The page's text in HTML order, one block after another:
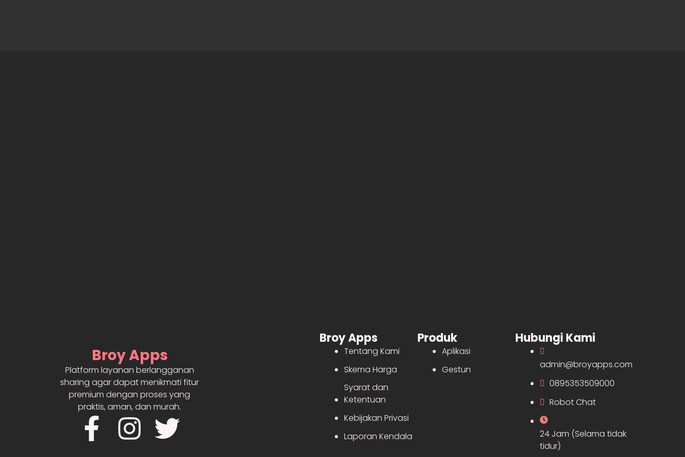
Broy Apps
Platform layanan berlangganan
sharing agar dapat menikmati fitur
premium dengan proses yang
praktis, aman, dan murah.
F I T
Broy Apps
Tentang Kami
Skema Harga
Syarat dan
Ketentuan
Kebijakan Privasi
Laporan Kendala
Produk
Aplikasi
Gestun
Hubungi Kami
admin@broyapps.com
0895353509000
Robot Chat
24 Jam (Selama tidak
tidur)